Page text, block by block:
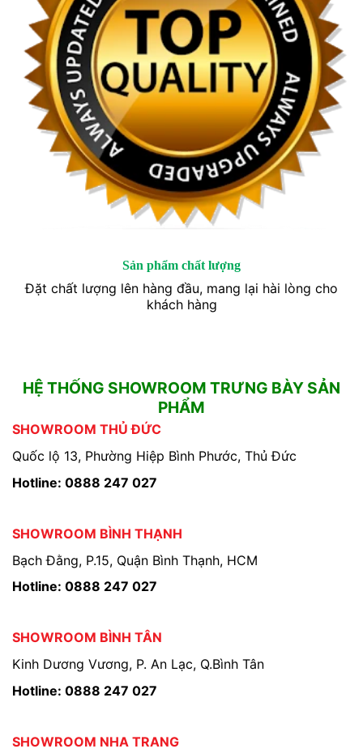
Sản phẩm chất lượng
Đặt chất lượng lên hàng đầu, mang lại hài lòng cho
khách hàng
HỆ THỐNG SHOWROOM TRƯNG BÀY SẢN
PHẨM
SHOWROOM THỦ ĐỨC
Quốc lộ 13, Phường Hiệp Bình Phước, Thủ Đức
Hotline: 0888 247 027
SHOWROOM BÌNH THẠNH
Bạch Đằng, P.15, Quận Bình Thạnh, HCM
Hotline: 0888 247 027
SHOWROOM BÌNH TÂN
Kinh Dương Vương, P. An Lạc, Q.Bình Tân
Hotline: 0888 247 027
SHOWROOM NHA TRANG